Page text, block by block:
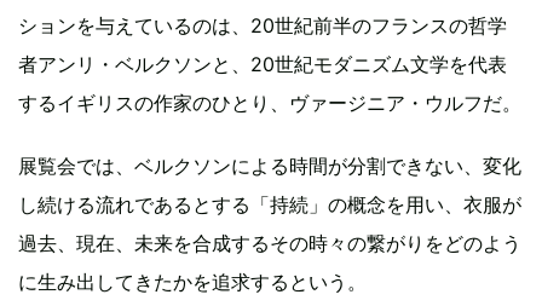
ションを与えているのは、20世紀前半のフランスの哲学
者アンリ・ベルクソンと、20世紀モダニズム文学を代表
するイギリスの作家のひとり、ヴァージニア・ウルフだ。
展覧会では、ベルクソンによる時間が分割できない、変化
し続ける流れであるとする「持続」の概念を用い、衣服が
過去、現在、未来を合成するその時々の繋がりをどのよう
に生み出してきたかを追求するという。